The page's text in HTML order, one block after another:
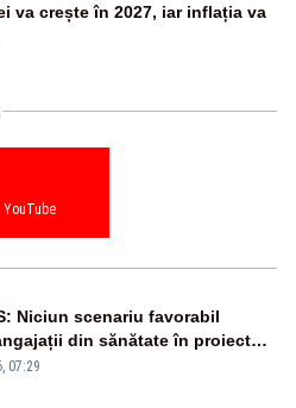
va crește în 2027, iar inflația va
YouTube
Niciun scenariu favorabil
din sănătate în proiectul
07:29